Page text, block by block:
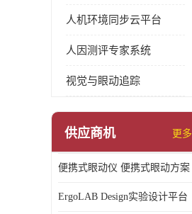
人机环境同步云平台
人因测评专家系统
视觉与眼动追踪
供应商机 更多
便携式眼动仪 便携式眼动方案
ErgoLAB Design实验设计平台